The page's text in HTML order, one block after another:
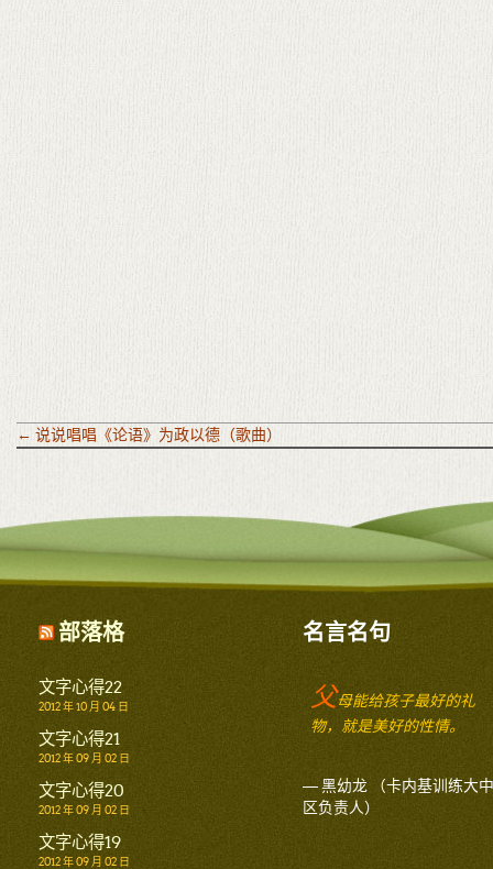
← 说说唱唱《论语》为政以德（歌曲）
部落格
文字心得22
2012 年 10 月 04 日
文字心得21
2012 年 09 月 02 日
文字心得20
2012 年 09 月 02 日
文字心得19
2012 年 09 月 02 日
名言名句
父母能给孩子最好的礼
物，就是美好的性情。
— 黑幼龙 （卡内基训练大
区负责人）